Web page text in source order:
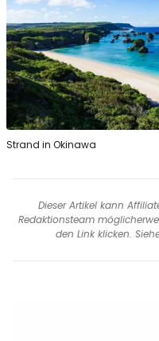
Strand in Okinawa
Dieser Artikel kann
Redaktionsteam
den Link klicken.